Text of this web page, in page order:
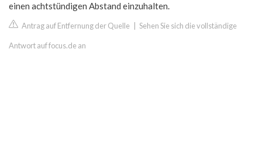
einen achtstündigen Abstand einzuhalten.
Antrag auf Entfernung der Quelle Sehen Sie sich die vollständige
Antwort auf focus.de an